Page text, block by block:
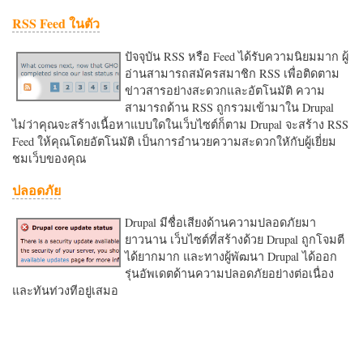
RSS Feed ในตัว
ปัจจุบัน RSS หรือ Feed ได้รับความนิยมมาก ผู้
อ่านสามารถสมัครสมาชิก RSS เพื่อติดตาม
ข่าวสารอย่างสะดวกและอัตโนมัติ ความ
สามารถด้าน RSS ถูกรวมเข้ามาใน Drupal
ไม่ว่าคุณจะสร้างเนื้อหาแบบใดในเว็บไซต์ก็ตาม Drupal จะสร้าง RSS
Feed ให้คุณโดยอัตโนมัติ เป็นการอำนวยความสะดวกใหักับผู้เยี่ยม
ชมเว็บของคุณ
ปลอดภัย
Drupal มีชื่อเสียงด้านความปลอดภัยมา
ยาวนาน เว็บไซต์ที่สร้างด้วย Drupal ถูกโจมตี
ได้ยากมาก และทางผู้พัฒนา Drupal ได้ออก
รุ่นอัพเดตด้านความปลอดภัยอย่างต่อเนื่อง
และทันท่วงทีอยู่เสมอ